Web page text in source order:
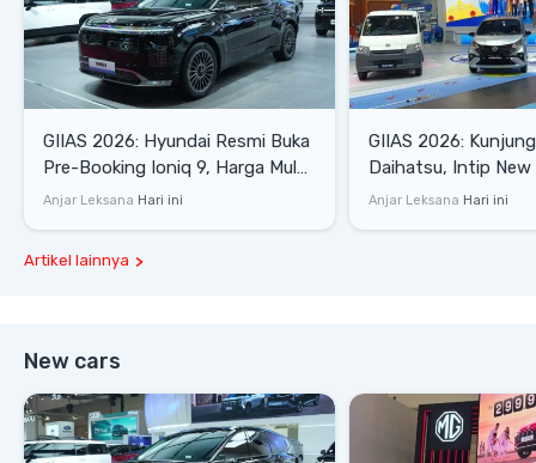
GIIAS 2026: Hyundai Resmi Buka
Pre-Booking Ioniq 9, Harga Mulai
Rp1,49 Miliar
Anjar Leksana Hari ini
GIIAS 2026:
Daihatsu, Intip New
SE hingga Gran
Anjar Leksana Hari ini
Artikel lainnya
New cars